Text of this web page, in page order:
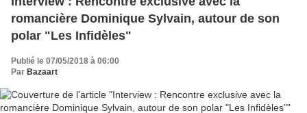
romancière Dominique Sylvain, autour de son
polar "Les Infidèles"
Publié le 07/05/2018 à 06:00
Par Bazaart